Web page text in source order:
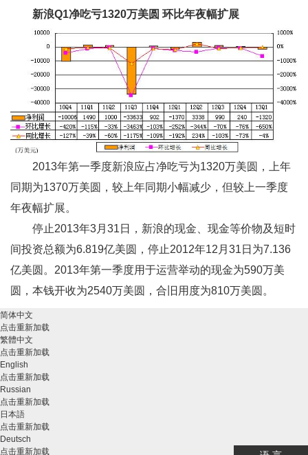
新浪Q1净吃亏1320万美圆 环比年夜幅扩展
2013年第一季度新浪应占净吃亏为1320万美圆，上年
同期为1370万美圆，较上年同期小幅减少，但较上一季度
年夜幅扩展。
停止2013年3月31日，新浪的现金、现金等价物及短时
间投资总额为6.819亿美圆，停止2012年12月31日为7.136
亿美圆。2013年第一季度用于运营举动的现金为590万美
圆，本钱开收为2540万美圆，合旧用度为810万美圆。
简体中文
点击重新加载
繁體中文
点击重新加载
English
点击重新加载
Russian
点击重新加载
日本語
点击重新加载
Deutsch
点击重新加载